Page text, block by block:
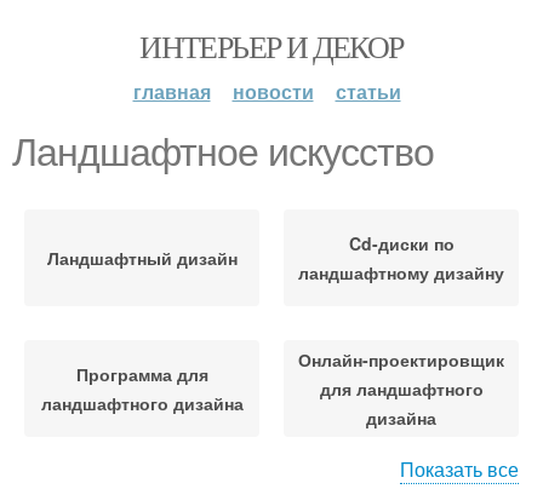
ИНТЕРЬЕР И ДЕКОР
главная новости статьи
Ландшафтное искусство
Ландшафтный дизайн
Cd-диски по
ландшафтному дизайну
Программа для
ландшафтного дизайна
Онлайн-проектировщик
для ландшафтного
дизайна
Показать все